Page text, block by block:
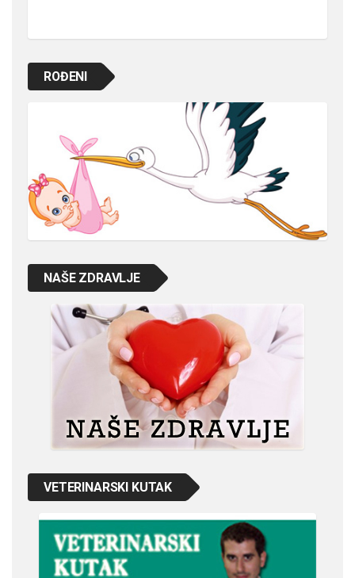
ROĐENI
NAŠE ZDRAVLJE
VETERINARSKI KUTAK